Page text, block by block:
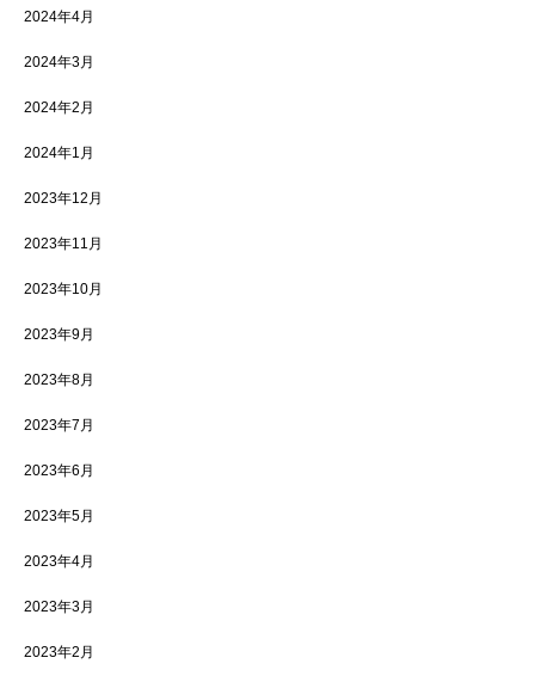
2024年4月
2024年3月
2024年2月
2024年1月
2023年12月
2023年11月
2023年10月
2023年9月
2023年8月
2023年7月
2023年6月
2023年5月
2023年4月
2023年3月
2023年2月